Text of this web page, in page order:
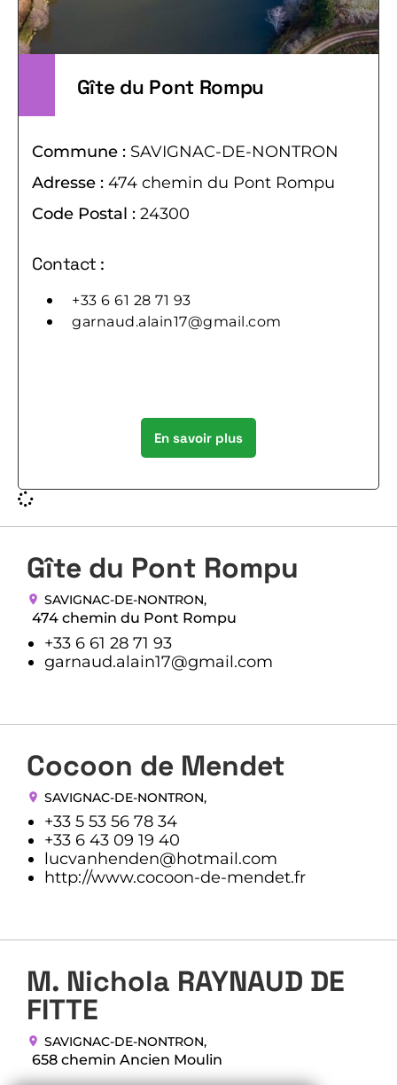
Gîte du Pont Rompu
Commune : SAVIGNAC-DE-NONTRON
Adresse : 474 chemin du Pont Rompu
Code Postal : 24300
Contact :
+33 6 61 28 71 93
garnaud.alain17@gmail.com
En savoir plus
Gîte du Pont Rompu
SAVIGNAC-DE-NONTRON,
474 chemin du Pont Rompu
+33 6 61 28 71 93
garnaud.alain17@gmail.com
Cocoon de Mendet
SAVIGNAC-DE-NONTRON,
+33 5 53 56 78 34
+33 6 43 09 19 40
lucvanhenden@hotmail.com
http://www.cocoon-de-mendet.fr
M. Nichola RAYNAUD DE
FITTE
SAVIGNAC-DE-NONTRON,
658 chemin Ancien Moulin